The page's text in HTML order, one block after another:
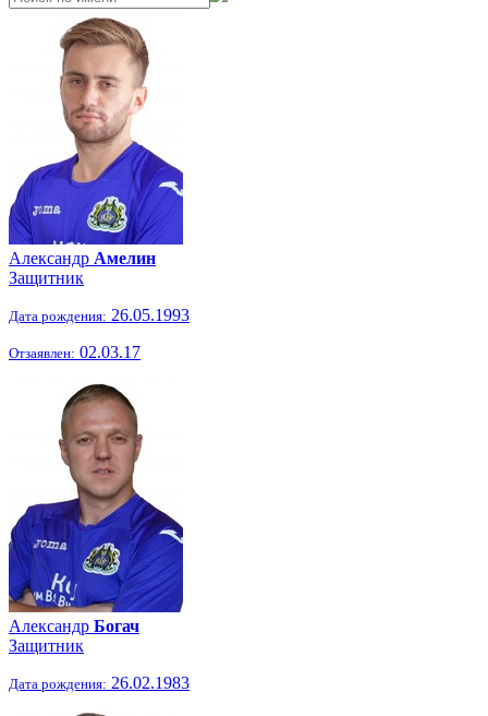
Александр Амелин
Защитник
Дата рождения: 26.05.1993
Отзаявлен: 02.03.17
Александр Богач
Защитник
Дата рождения: 26.02.1983